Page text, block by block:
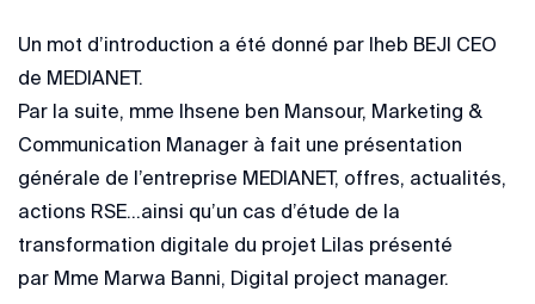
Un mot d’introduction a été donné par Iheb BEJI CEO
de MEDIANET.
Par la suite, mme Ihsene ben Mansour, Marketing &
Communication Manager à fait une présentation
générale de l’entreprise MEDIANET, offres, actualités,
actions RSE...ainsi qu’un cas d’étude de la
transformation digitale du projet Lilas présenté
par Mme Marwa Banni, Digital project manager.